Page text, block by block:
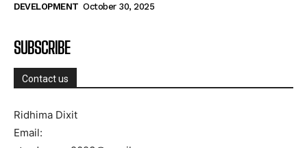
DEVELOPMENT October 30, 2025
SUBSCRIBE
Contact us
Ridhima Dixit
Email: